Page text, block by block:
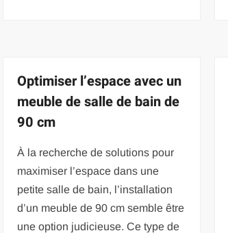
Optimiser l’espace avec un
meuble de salle de bain de
90 cm
À la recherche de solutions pour
maximiser l’espace dans une
petite salle de bain, l’installation
d’un meuble de 90 cm semble être
une option judicieuse. Ce type de